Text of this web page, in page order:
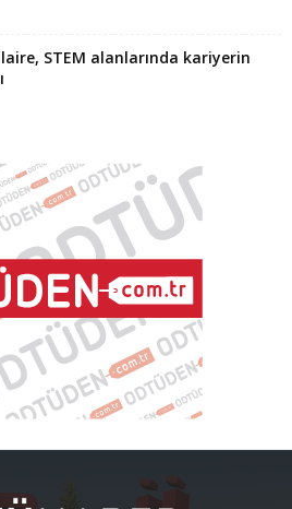
STEM alanlarında kariyerin